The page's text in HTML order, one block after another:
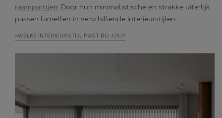
raampartijen. Door hun minimalistische en strakke uiterlijk
passen lamellen in verschillende interieurstijlen.
>WELKE INTERIEURSTIJL PAST BIJ JOU?